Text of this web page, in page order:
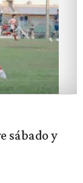
sábado y